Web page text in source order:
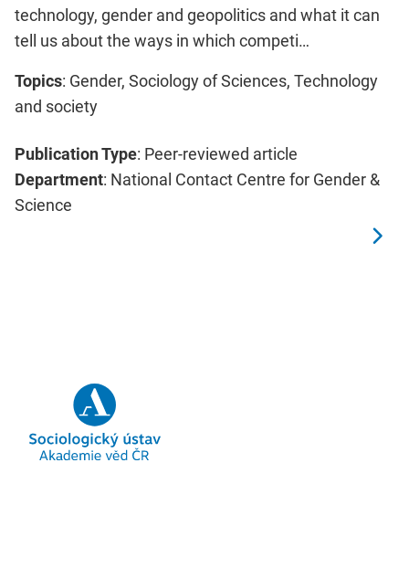
technology, gender and geopolitics and what it can
tell us about the ways in which competi…
Topics: Gender, Sociology of Sciences, Technology
and society
Publication Type: Peer-reviewed article
Department: National Contact Centre for Gender &
Science